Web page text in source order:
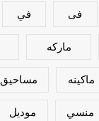
فى في
ماركه
ماكينه مساحيق
منسي موديل